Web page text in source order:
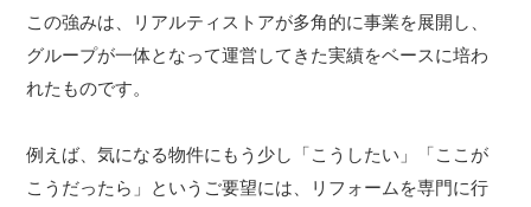
この強みは、リアルティストアが多角的に事業を展開し、
グループが一体となって運営してきた実績をベースに培わ
れたものです。
例えば、気になる物件にもう少し「こうしたい」「ここが
こうだったら」というご要望には、リフォームを専門に行